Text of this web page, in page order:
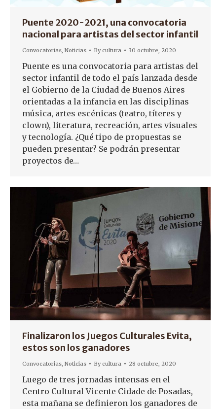
Puente 2020-2021, una convocatoria
nacional para artistas del sector infantil
Convocatorias, Noticias Bycultura 30 octubre, 2020
Puente es una convocatoria para artistas del
sector infantil de todo el país lanzada desde
el Gobierno de la Ciudad de Buenos Aires
orientadas a la infancia en las disciplinas
música, artes escénicas (teatro, títeres y
clown), literatura, recreación, artes visuales
y tecnología. ¿Qué tipo de propuestas se
pueden presentar? Se podrán presentar
proyectos de…
Finalizaron los Juegos Culturales Evita,
estos son los ganadores
Convocatorias, Noticias Bycultura 28 octubre, 2020
Luego de tres jornadas intensas en el
Centro Cultural Vicente Cidade de Posadas,
esta mañana se definieron los ganadores de